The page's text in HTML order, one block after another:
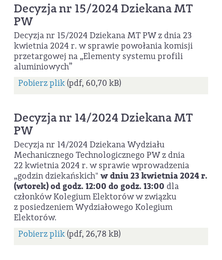
Decyzja nr 15/2024 Dziekana MT
PW
Decyzja nr 15/2024 Dziekana MT PW z dnia 23
kwietnia 2024 r. w sprawie powołania komisji
przetargowej na „Elementy systemu profili
aluminiowych”
Pobierz plik(pdf, 60,70 kB)
Decyzja nr 14/2024 Dziekana MT
PW
Decyzja nr 14/2024 Dziekana Wydziału
Mechanicznego Technologicznego PW z dnia
22 kwietnia 2024 r. w sprawie wprowadzenia
„godzin dziekańskich"w dniu 23 kwietnia 2024 r.
(wtorek) od godz. 12:00 do godz. 13:00 dla
członków Kolegium Elektorów w związku
z posiedzeniem Wydziałowego Kolegium
Elektorów.
Pobierz plik(pdf, 26,78 kB)